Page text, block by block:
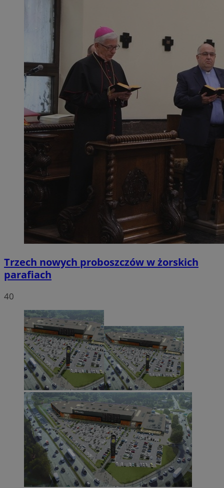
Trzech nowych proboszczów w żorskich
parafiach
40